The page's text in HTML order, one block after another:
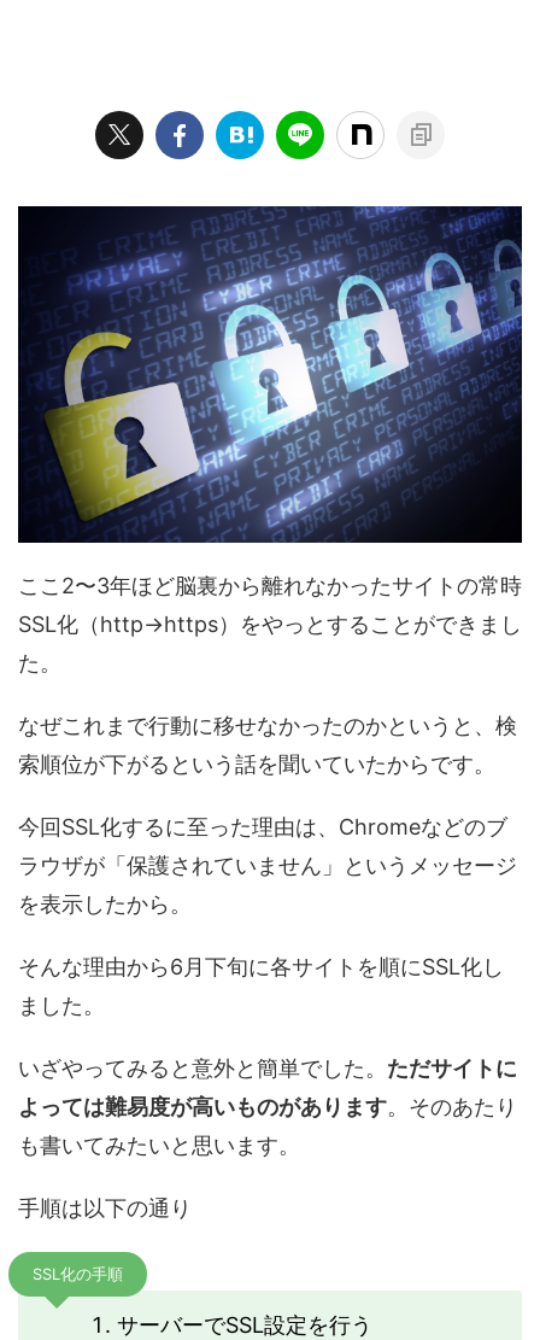
ここ2〜3年ほど脳裏から離れなかったサイトの常時
SSL化（http→https）をやっとすることができまし
た。
なぜこれまで行動に移せなかったのかというと、検
索順位が下がるという話を聞いていたからです。
今回SSL化するに至った理由は、Chromeなどのブ
ラウザが「保護されていません」というメッセージ
を表示したから。
そんな理由から6月下旬に各サイトを順にSSL化し
ました。
いざやってみると意外と簡単でした。 ただサイトに
よっては難易度が高いものがあります。そのあたり
も書いてみたいと思います。
手順は以下の通り
SSL化の手順
サーバーでSSL設定を行う